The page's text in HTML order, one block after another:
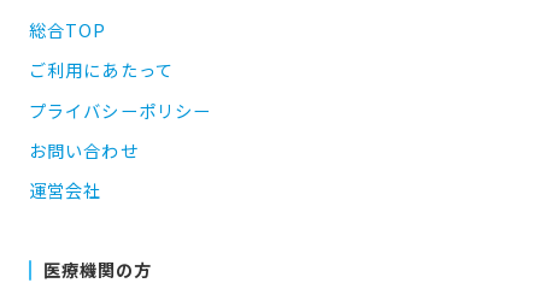
総合TOP
ご利用にあたって
プライバシーポリシー
お問い合わせ
運営会社
医療機関の方